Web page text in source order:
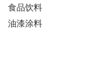
食品饮料
油漆涂料